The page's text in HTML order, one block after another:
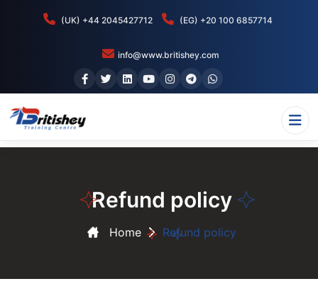
(UK) +44 2045427712 (EG) +20 100 6857714
info@www.britishey.com
Refund policy
Home Refund policy